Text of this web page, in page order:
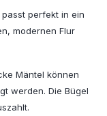
perfekt in ein
modernen Flur
Mäntel können
werden. Die Bügel